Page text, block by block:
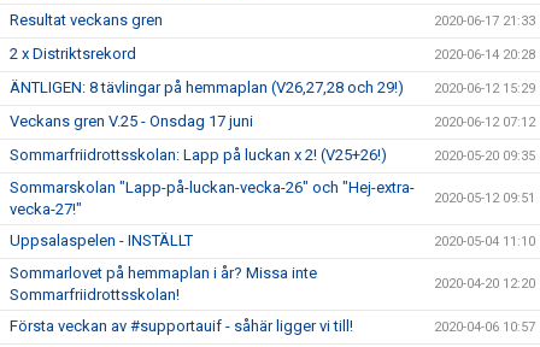
Resultat veckans gren 2020-06-17 21:33
2 x Distriktsrekord 2020-06-14 20:28
ÄNTLIGEN: 8 tävlingar på hemmaplan (V26,27,28 och 29!) 2020-06-12 15:29
Veckans gren V.25 - Onsdag 17 juni 2020-06-12 07:12
Sommarfriidrottsskolan: Lapp på luckan x 2! (V25+26!) 2020-05-20 09:35
Sommarskolan "Lapp-på-luckan-vecka-26" och "Hej-extra-
vecka-27!"
2020-05-12 09:51
Uppsalaspelen - INSTÄLLT 2020-05-04 11:10
Sommarlovet på hemmaplan i år? Missa inte
Sommarfriidrottsskolan!
2020-04-20 12:20
Första veckan av #supportauif - såhär ligger vi till! 2020-04-06 10:57